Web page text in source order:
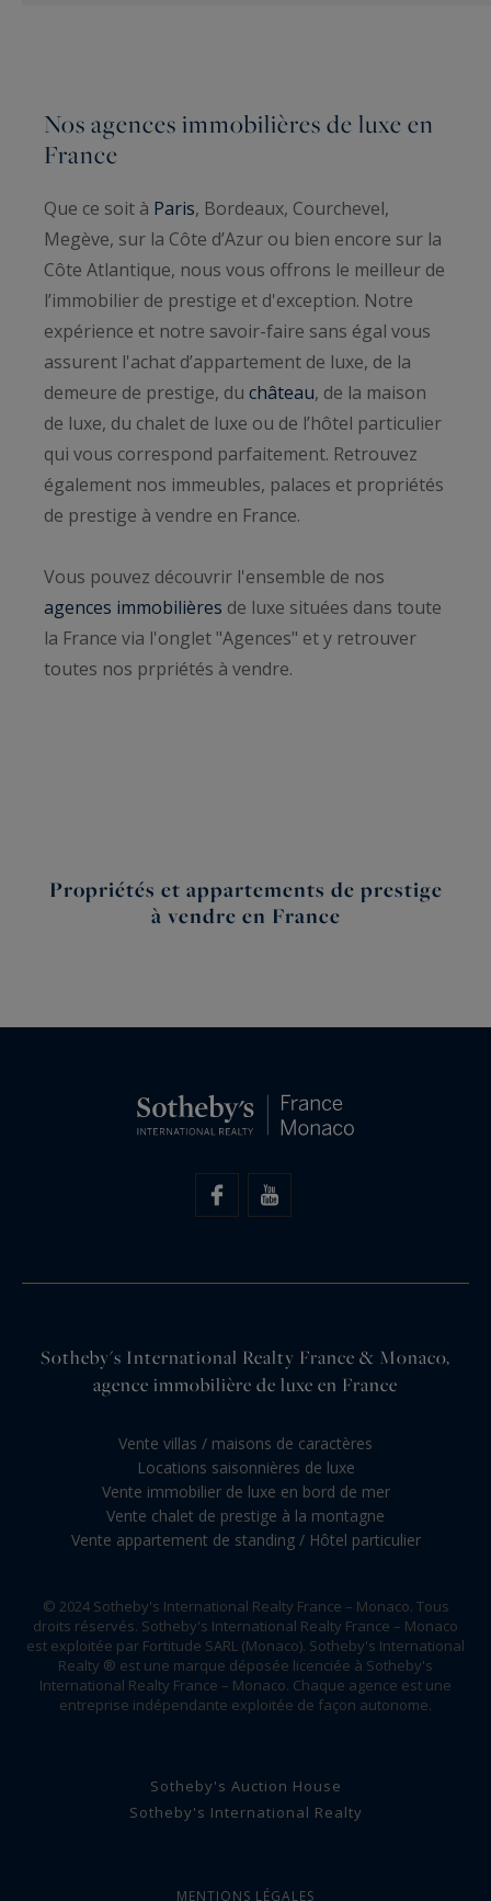
Nos agences immobilières de luxe en
France
Que ce soit à Paris, Bordeaux, Courchevel,
Megève, sur la Côte d’Azur ou bien encore sur la
Côte Atlantique, nous vous offrons le meilleur de
l’immobilier de prestige et d'exception. Notre
expérience et notre savoir-faire sans égal vous
assurent l'achat d’appartement de luxe, de la
demeure de prestige, du château, de la maison
de luxe, du chalet de luxe ou de l’hôtel particulier
qui vous correspond parfaitement. Retrouvez
également nos immeubles, palaces et propriétés
de prestige à vendre en France.
Vous pouvez découvrir l'ensemble de nos
agences immobilières de luxe situées dans toute
la France via l'onglet "Agences" et y retrouver
toutes nos prpriétés à vendre.
Propriétés et appartements de prestige
à vendre en France
Sotheby's International Realty France & Monaco,
agence immobilière de luxe en France
Vente villas / maisons de caractères
Locations saisonnières de luxe
Vente immobilier de luxe en bord de mer
Vente chalet de prestige à la montagne
Vente appartement de standing / Hôtel particulier
© 2024 Sotheby's International Realty France – Monaco. Tous
droits réservés. Sotheby's International Realty France – Monaco
est exploitée par Fortitude SARL (Monaco). Sotheby's International
Realty ® est une marque déposée licenciée à Sotheby's
International Realty France – Monaco. Chaque agence est une
entreprise indépendante exploitée de façon autonome.
Sotheby's Auction House
Sotheby's International Realty
MENTIONS LÉGALES